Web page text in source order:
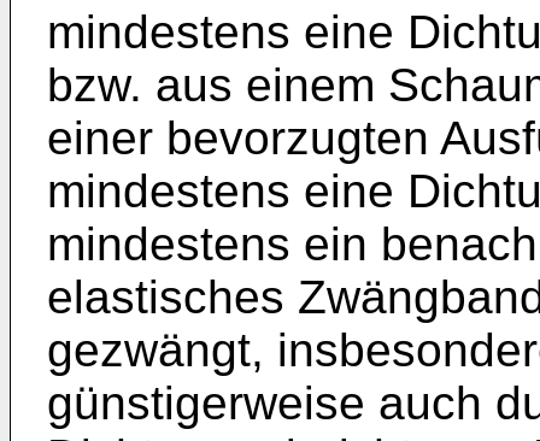
mindestens eine
bzw. aus einem
einer bevorzugten
mindestens eine
mindestens ein
elastisches
gezwängt,
günstigerweise auch